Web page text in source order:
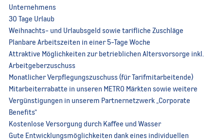
Unternehmens
30 Tage Urlaub
Weihnachts- und Urlaubsgeld sowie tarifliche Zuschläge
Planbare Arbeitszeiten in einer 5-Tage Woche
Attraktive Möglichkeiten zur betrieblichen Altersvorsorge inkl.
Arbeitgeberzuschuss
Monatlicher Verpflegungszuschuss (für Tarifmitarbeitende)
Mitarbeiterrabatte in unseren METRO Märkten sowie weitere
Vergünstigungen in unserem Partnernetzwerk „Corporate
Benefits“
Kostenlose Versorgung durch Kaffee und Wasser
Gute Entwicklungsmöglichkeiten dank eines individuellen